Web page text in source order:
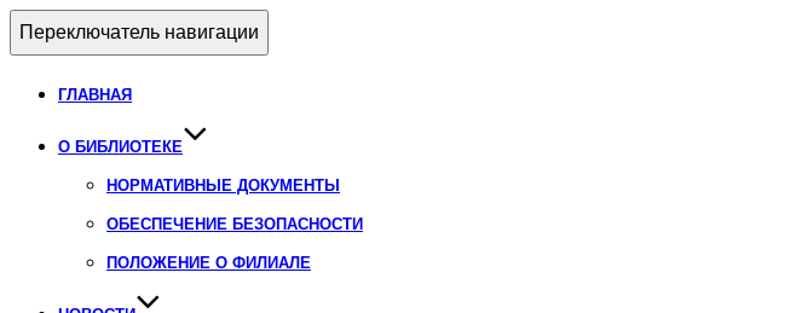
Переключатель навигации
ГЛАВНАЯ
О БИБЛИОТЕКЕ
НОРМАТИВНЫЕ ДОКУМЕНТЫ
ОБЕСПЕЧЕНИЕ БЕЗОПАСНОСТИ
ПОЛОЖЕНИЕ О ФИЛИАЛЕ